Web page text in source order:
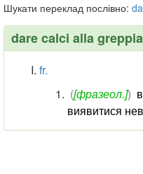
Шукати переклад послівно:
dare calci alla greppia
fr.
([фразеол.])
виявитися